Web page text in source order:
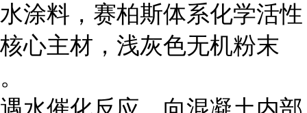
水涂料，赛柏斯体系化学活性
核心主材，浅灰色无机粉末
。